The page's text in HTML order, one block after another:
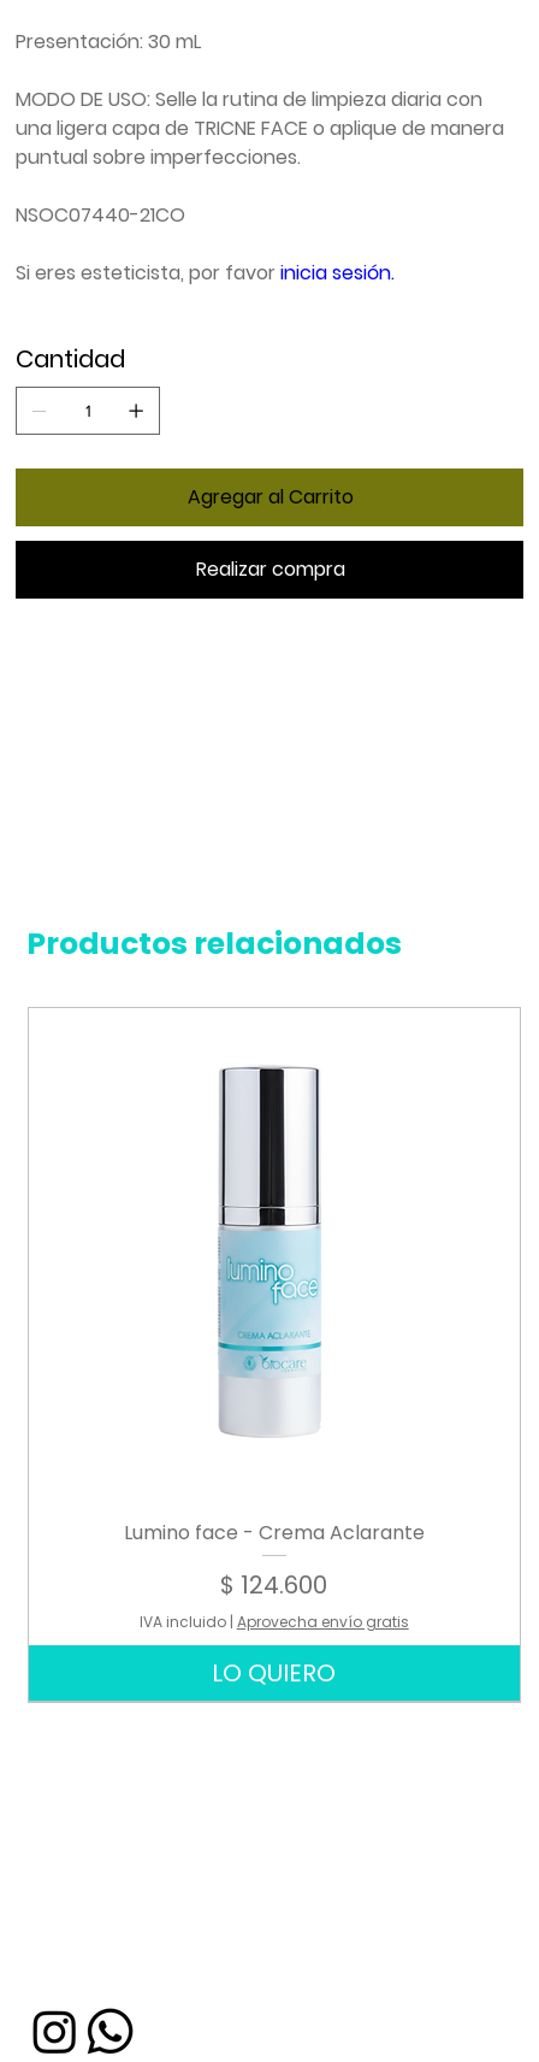
Presentación:30 mL
MODO DE USO: Selle la rutina de limpieza diaria con
una ligera capa de TRICNE FACE o aplique de manera
puntual sobre imperfecciones.
NSOC07440-21CO
Si eres esteticista, por favorinicia sesión.
Cantidad
Agregar al Carrito
Realizar compra
Productos relacionados
Lumino face - Crema Aclarante
Precio
$ 124.600
IVA incluido| Aprovecha envío gratis
LO QUIERO